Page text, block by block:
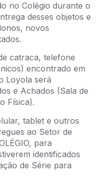
no Colégio durante o
desses objetos e
novos
catraca, telefone
encontrado em
Loyola será
e Achados (Sala de
Física).
tablet e outros
ao Setor de
para
identificados
de Série para